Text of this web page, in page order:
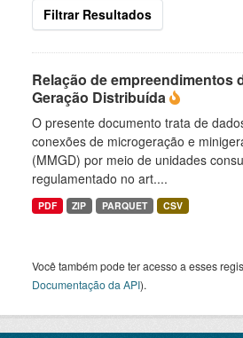
Filtrar Resultados
Relação de empreendimentos
Geração Distribuída
O presente documento trata de
conexões de microgeração e
(MMGD) por meio de unidades
regulamentado no art....
PDF ZIP PARQUET CSV
Você também pode ter acesso a esses
Documentação da API).